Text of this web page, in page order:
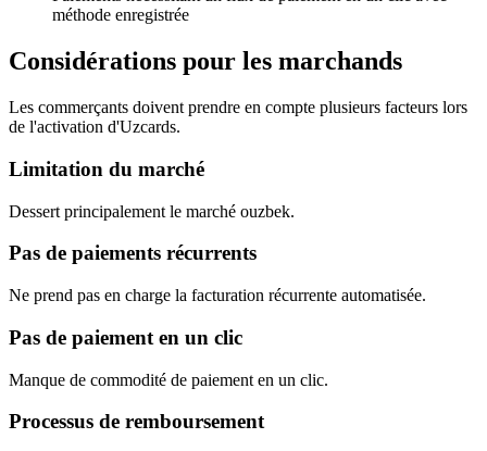
méthode enregistrée
Considérations pour les marchands
Les commerçants doivent prendre en compte plusieurs facteurs lors
de l'activation d'Uzcards.
Limitation du marché
Dessert principalement le marché ouzbek.
Pas de paiements récurrents
Ne prend pas en charge la facturation récurrente automatisée.
Pas de paiement en un clic
Manque de commodité de paiement en un clic.
Processus de remboursement